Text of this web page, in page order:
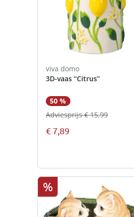
viva domo
3D-vaas “Citrus”
50 %
€ 7,89
Adviesprijs € 15,99
%